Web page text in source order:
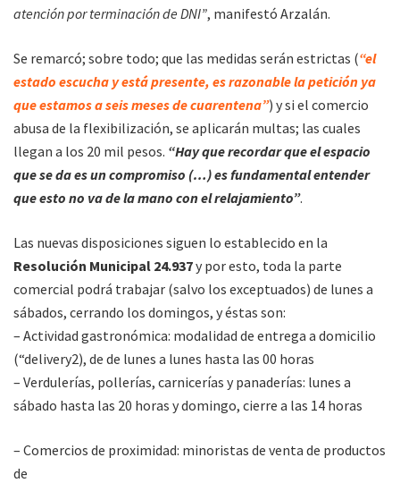
atención por terminación de DNI”, manifestó Arzalán.
Se remarcó; sobre todo; que las medidas serán estrictas (“el
estado escucha y está presente, es razonable la petición ya
que estamos a seis meses de cuarentena”) y si el comercio
abusa de la flexibilización, se aplicarán multas; las cuales
llegan a los 20 mil pesos. “Hay que recordar que el espacio
que se da es un compromiso (…) es fundamental entender
que esto no va de la mano con el relajamiento”.
Las nuevas disposiciones siguen lo establecido en la
Resolución Municipal 24.937y por esto, toda la parte
comercial podrá trabajar (salvo los exceptuados) de lunes a
sábados, cerrando los domingos, y éstas son:
– Actividad gastronómica: modalidad de entrega a domicilio
(“delivery2), de de lunes a lunes hasta las 00 horas
– Verdulerías, pollerías, carnicerías y panaderías: lunes a
sábado hasta las 20 horas y domingo, cierre a las 14 horas
– Comercios de proximidad: minoristas de venta de productos
de